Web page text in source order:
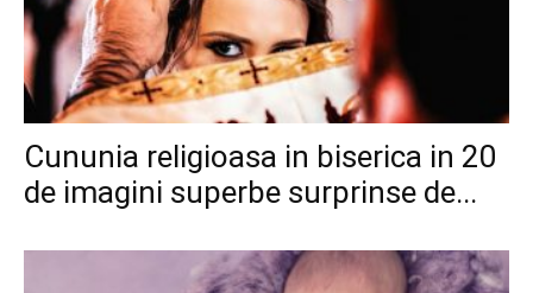
Cununia religioasa in biserica in 20
de imagini superbe surprinse de...